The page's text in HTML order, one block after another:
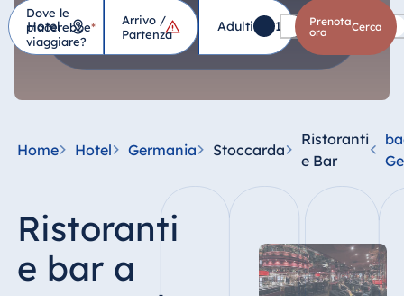
Dove le
piacerebbe
viaggiare?
*
Hotel
Hotel Bad
Wildungen
proArte Hotel
Berlin
Arrivo /
Partenza
Adulti 1 Bambini 0
Prenota
ora
cerca
Home Hotel Germania Stoccarda
Ristoranti
e Bar
Ristoranti
e bar a